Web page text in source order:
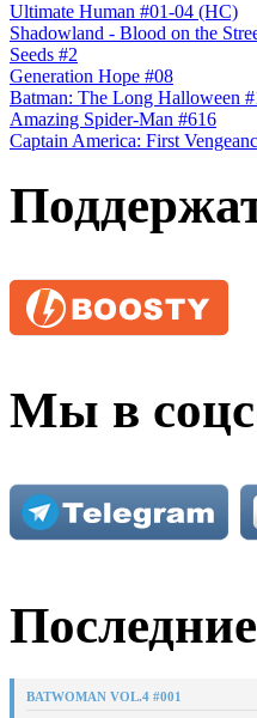
Ultimate Human #01-04 (HC)
Shadowland - Blood on the
Seeds #2
Generation Hope #08
Batman: The Long Halloween
Amazing Spider-Man #616
Сaptain America: First
Мы в
BATWOMAN VOL.4 #001